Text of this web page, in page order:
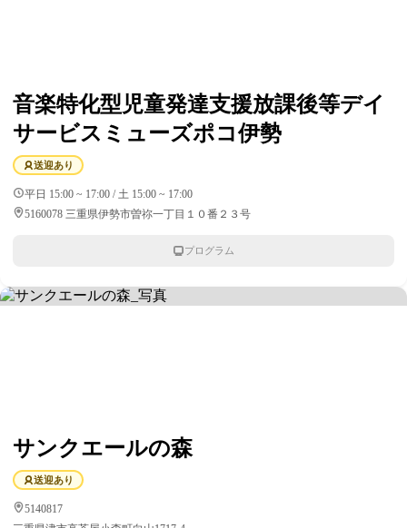
音楽特化型児童発達支援放課後等デイ
サービスミューズポコ伊勢
送迎あり
平日 15:00 ~ 17:00 / 土 15:00 ~ 17:00
5160078 三重県伊勢市曽祢一丁目１０番２３号
プログラム
サンクエールの森
送迎あり
5140817